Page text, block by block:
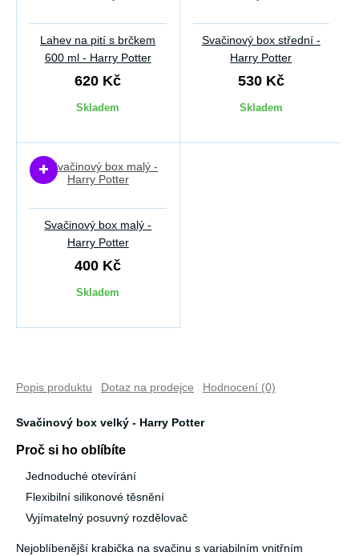
Lahev na pití s brčkem
600 ml - Harry Potter
620 Kč
Skladem
Svačinový box střední -
Harry Potter
530 Kč
Skladem
Svačinový box malý -
Harry Potter
400 Kč
Skladem
Popis produktu Dotaz na prodejce Hodnocení (0)
Svačinový box velký - Harry Potter
Proč si ho oblíbíte
Jednoduché otevírání
Flexibilní silikonové těsnění
Vyjímatelný posuvný rozdělovač
Nejoblíbenější krabička na svačinu s variabilním vnitřním